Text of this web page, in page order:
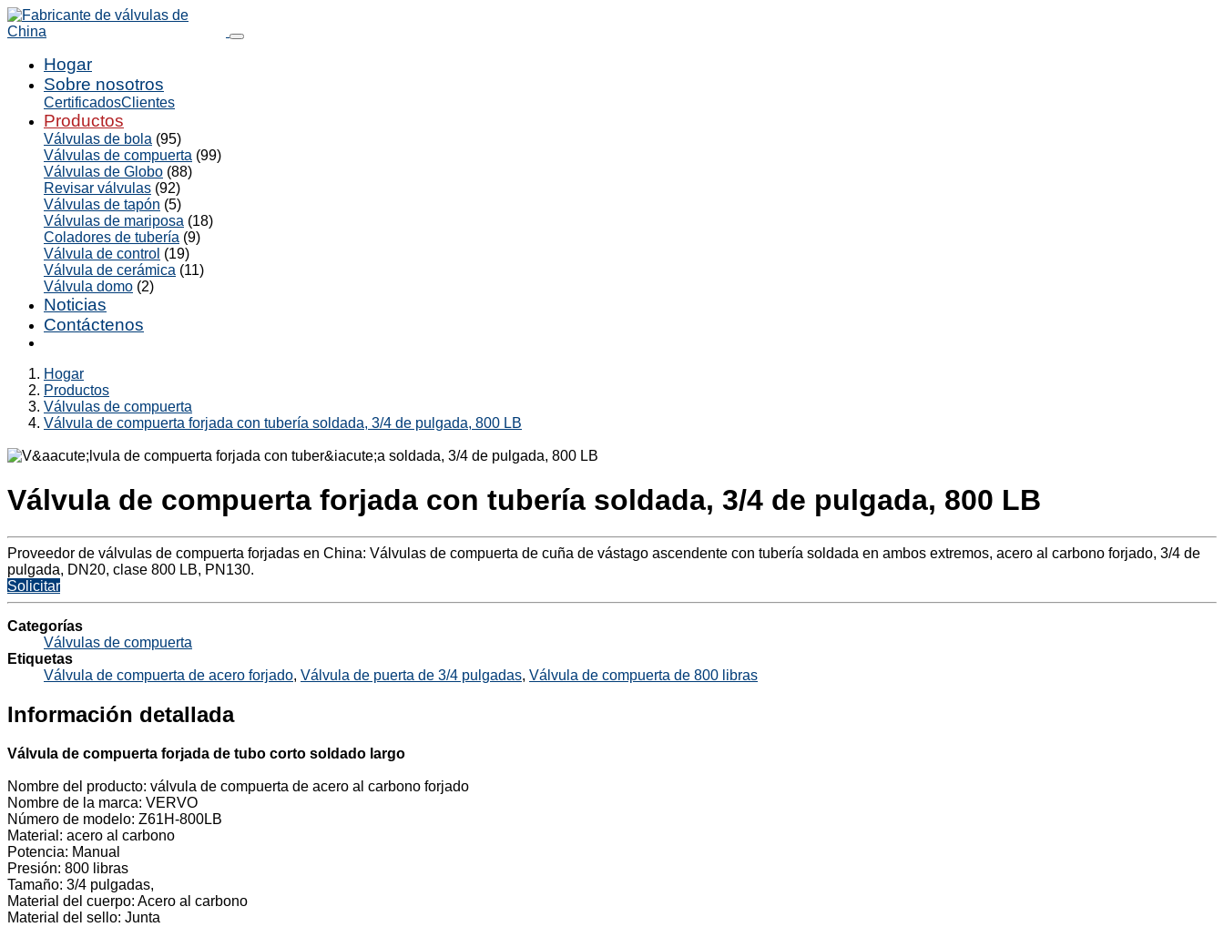
Hogar
Sobre nosotros
CertificadosClientes
Productos
Válvulas de bola (95)
Válvulas de compuerta (99)
Válvulas de Globo (88)
Revisar válvulas (92)
Válvulas de tapón (5)
Válvulas de mariposa (18)
Coladores de tubería (9)
Válvula de control (19)
Válvula de cerámica (11)
Válvula domo (2)
Noticias
Contáctenos
Hogar
Productos
Válvulas de compuerta
Válvula de compuerta forjada con tubería soldada, 3/4 de pulgada, 800 LB
Válvula de compuerta forjada con tubería soldada, 3/4 de pulgada, 800 LB
Proveedor de válvulas de compuerta forjadas en China: Válvulas de compuerta de cuña de vástago ascendente con tubería soldada en ambos extremos, acero al carbono forjado, 3/4 de
pulgada, DN20, clase 800 LB, PN130.
Solicitar
Categorías
Válvulas de compuerta
Etiquetas
Válvula de compuerta de acero forjado, Válvula de puerta de 3/4 pulgadas, Válvula de compuerta de 800 libras
Información detallada
Válvula de compuerta forjada de tubo corto soldado largo
Nombre del producto: válvula de compuerta de acero al carbono forjado
Nombre de la marca: VERVO
Número de modelo: Z61H-800LB
Material: acero al carbono
Potencia: Manual
Presión: 800 libras
Tamaño: 3/4 pulgadas,
Material del cuerpo: Acero al carbono
Material del sello: Junta